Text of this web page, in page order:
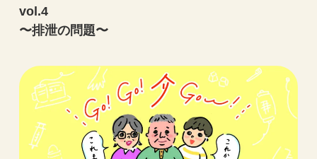
vol.4
〜排泄の問題〜